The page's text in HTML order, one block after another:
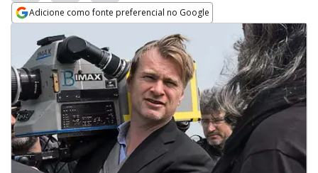
Adicione como fonte preferencial no Google
Opens in new window